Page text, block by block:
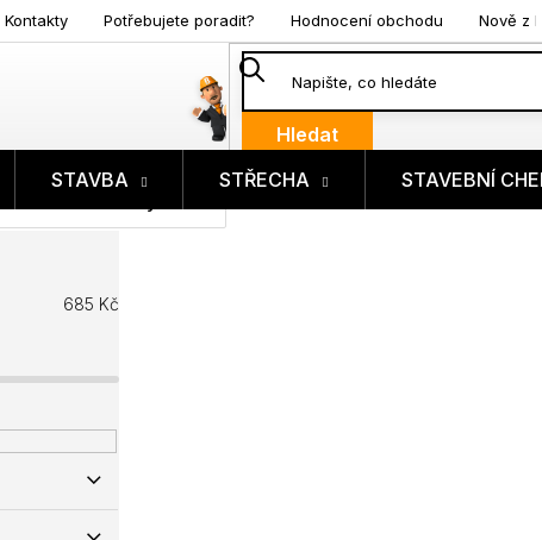
Kontakty Potřebujete poradit? Hodnocení obchodu Nově z
Hledat
NÁKUPNÍ
STAVBA STŘECHA STAVEBNÍ
685 Kč